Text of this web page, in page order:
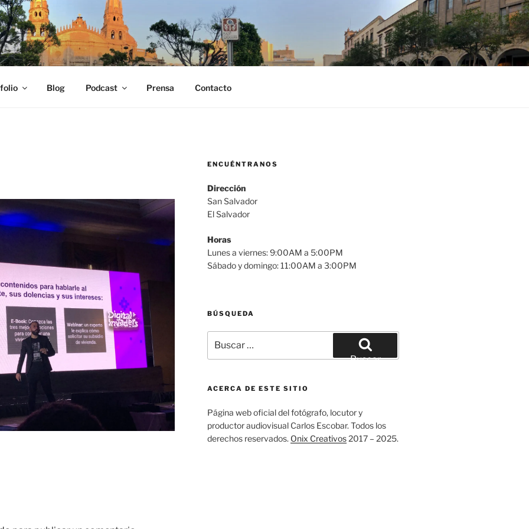
locutor y productor audiovisual Carlos Escobar
Blog Podcast Prensa Contacto
ENCUÉNTRANOS
Dirección
San Salvador
El Salvador
Horas
Lunes a viernes: 9:00AM a 5:00PM
Sábado y domingo: 11:00AM a 3:00PM
BÚSQUEDA
por:
Buscar
ACERCA DE ESTE SITIO
Página web oficial del fotógrafo, locutor y
productor audiovisual Carlos Escobar. Todos los
derechos reservados. Onix Creativos2017 – 2025.